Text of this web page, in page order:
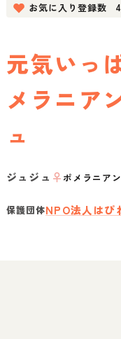
お気に入り登録数
元気いっ
メラニア
ュ
ジュジュ ♀ポメラニアン
保護団体NPO法人はぴ